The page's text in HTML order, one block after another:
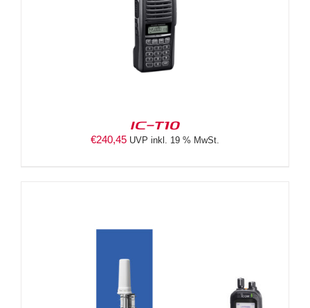
IC-T10
€240,45 UVP inkl. 19 % MwSt.